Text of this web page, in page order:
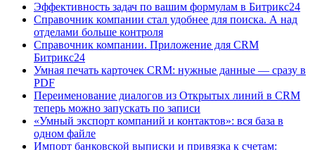
Эффективность задач по вашим формулам в Битрикс24
Справочник компании стал удобнее для поиска. А над
отделами больше контроля
Справочник компании. Приложение для CRM
Битрикс24
Умная печать карточек CRM: нужные данные — сразу в
PDF
Переименование диалогов из Открытых линий в CRM
теперь можно запускать по записи
«Умный экспорт компаний и контактов»: вся база в
одном файле
Импорт банковской выписки и привязка к счетам: